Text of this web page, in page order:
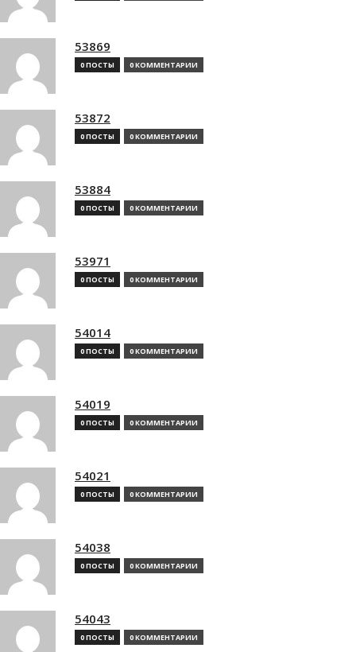
53869
0 ПОСТЫ 0 КОММЕНТАРИИ
53872
0 ПОСТЫ 0 КОММЕНТАРИИ
53884
0 ПОСТЫ 0 КОММЕНТАРИИ
53971
0 ПОСТЫ 0 КОММЕНТАРИИ
54014
0 ПОСТЫ 0 КОММЕНТАРИИ
54019
0 ПОСТЫ 0 КОММЕНТАРИИ
54021
0 ПОСТЫ 0 КОММЕНТАРИИ
54038
0 ПОСТЫ 0 КОММЕНТАРИИ
54043
0 ПОСТЫ 0 КОММЕНТАРИИ